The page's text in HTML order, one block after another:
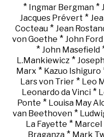
* Ingmar Bergman*
Jacques Prévert *
Cocteau * Jean
von Goethe * John Ford
* John Masefield
L.Mankiewicz*
Marx * Kazuo Ishiguro
Lars von Trier* Leo
Leonardo da Vinci *
Ponte * Louisa May
van Beethoven *
La Fayette *
Braganza* Mark